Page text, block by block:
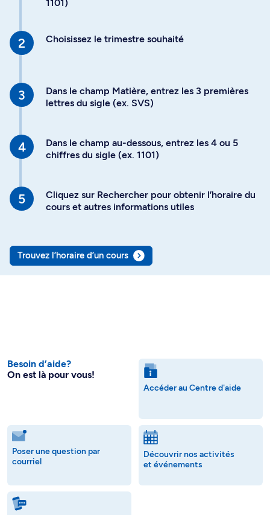
1101)
Choisissez le trimestre souhaité
Dans le champ Matière, entrez les 3 premières
lettres du sigle (ex. SVS)
Dans le champ au-dessous, entrez les 4 ou 5
chiffres du sigle (ex. 1101)
Cliquez sur Rechercher pour obtenir l’horaire du
cours et autres informations utiles
Trouvez l’horaire d’un cours
Besoin d’aide?
On est là pour vous!
Accéder au Centre d'aide
Poser une question par
courriel
Découvrir nos activités
et événements